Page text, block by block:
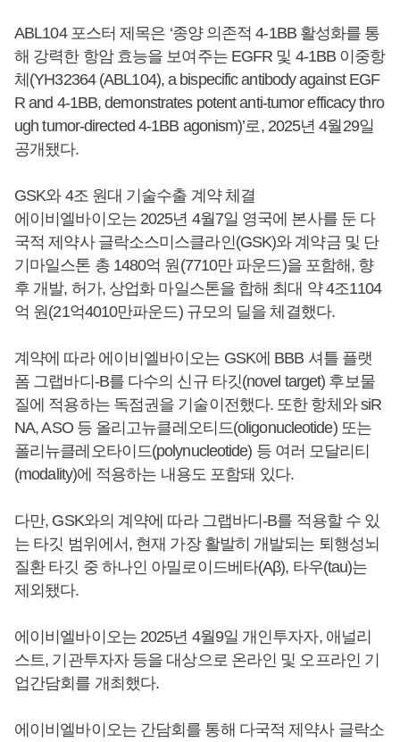
ABL104 포스터 제목은 ‘종양 의존적 4-1BB 활성화를 통
해 강력한 항암 효능을 보여주는 EGFR 및 4-1BB 이중항
체(YH32364 (ABL104), a bispecific antibody against EGF
R and 4-1BB, demonstrates potent anti-tumor efficacy thro
ugh tumor-directed 4-1BB agonism)’로, 2025년 4월29일
공개됐다.
GSK와 4조 원대 기술수출 계약 체결
에이비엘바이오는 2025년 4월7일 영국에 본사를 둔 다
국적 제약사 글락소스미스클라인(GSK)와 계약금 및 단
기마일스톤 총 1480억 원(7710만 파운드)을 포함해, 향
후 개발, 허가, 상업화 마일스톤을 합해 최대 약 4조1104
억 원(21억4010만파운드) 규모의 딜을 체결했다.
계약에 따라 에이비엘바이오는 GSK에 BBB 셔틀 플랫
폼 그랩바디-B를 다수의 신규 타깃(novel target) 후보물
질에 적용하는 독점권을 기술이전했다. 또한 항체와 siR
NA, ASO 등 올리고뉴클레오티드(oligonucleotide) 또는
폴리뉴클레오타이드(polynucleotide) 등 여러 모달리티
(modality)에 적용하는 내용도 포함돼 있다.
다만, GSK와의 계약에 따라 그랩바디-B를 적용할 수 있
는 타깃 범위에서, 현재 가장 활발히 개발되는 퇴행성뇌
질환 타깃 중 하나인 아밀로이드베타(Aβ), 타우(tau)는
제외됐다.
에이비엘바이오는 2025년 4월9일 개인투자자, 애널리
스트, 기관투자자 등을 대상으로 온라인 및 오프라인 기
업간담회를 개최했다.
에이비엘바이오는 간담회를 통해 다국적 제약사 글락소